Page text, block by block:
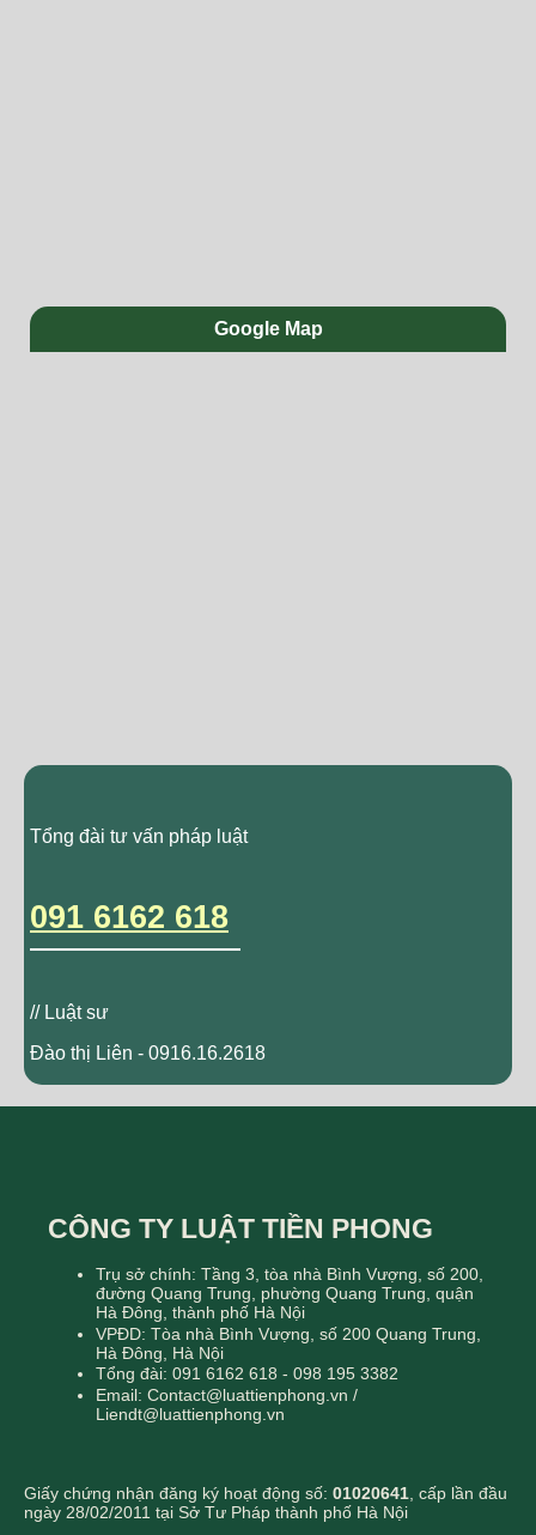
Google Map
Tổng đài tư vấn pháp luật
091 6162 618
// Luật sư
Đào thị Liên - 0916.16.2618
CÔNG TY LUẬT TIỀN PHONG
Trụ sở chính: Tầng 3, tòa nhà Bình Vượng, số 200,
đường Quang Trung, phường Quang Trung, quận
Hà Đông, thành phố Hà Nội
VPĐD: Tòa nhà Bình Vượng, số 200 Quang Trung,
Hà Đông, Hà Nội
Tổng đài: 091 6162 618 - 098 195 3382
Email: Contact@luattienphong.vn /
Liendt@luattienphong.vn
Giấy chứng nhận đăng ký hoạt động số: 01020641 , cấp lần đầu
ngày 28/02/2011 tại Sở Tư Pháp thành phố Hà Nội